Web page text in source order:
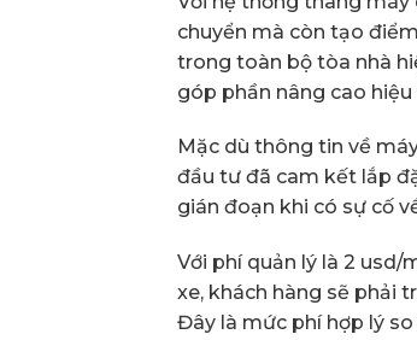
chuyển mà còn tạo
trong toàn bộ tòa nhà
góp phần nâng cao
Mặc dù thông tin về
đầu tư đã cam kết lắp
gián đoạn khi có sự cố
Với phí quản lý là 2 usd/
xe, khách hàng sẽ phải
Đây là mức phí hợp lý